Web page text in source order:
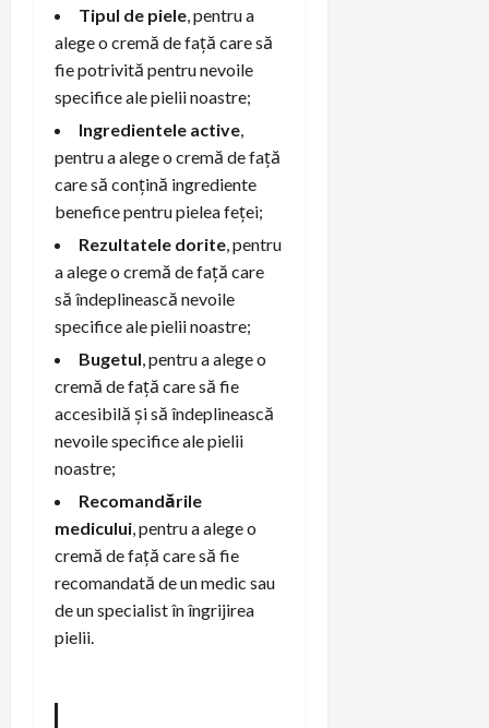
Tipul de piele, pentru a
alege o cremă de față care să
fie potrivită pentru nevoile
specifice ale pielii noastre;
Ingredientele active,
pentru a alege o cremă de față
care să conțină ingrediente
benefice pentru pielea feței;
Rezultatele dorite, pentru
a alege o cremă de față care
să îndeplinească nevoile
specifice ale pielii noastre;
Bugetul, pentru a alege o
cremă de față care să fie
accesibilă și să îndeplinească
nevoile specifice ale pielii
noastre;
Recomandările
medicului, pentru a alege o
cremă de față care să fie
recomandată de un medic sau
de un specialist în îngrijirea
pielii.